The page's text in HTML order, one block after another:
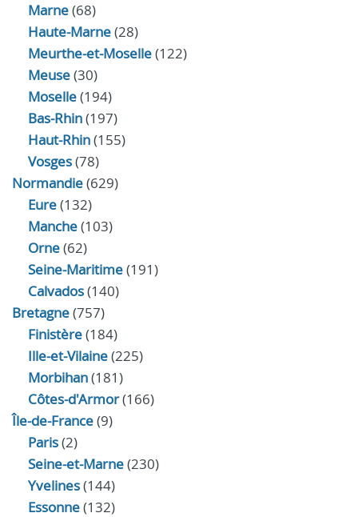
Marne(68)
Haute-Marne(28)
Meurthe-et-Moselle(122)
Meuse(30)
Moselle(194)
Bas-Rhin(197)
Haut-Rhin(155)
Vosges(78)
Normandie(629)
Eure(132)
Manche(103)
Orne(62)
Seine-Maritime(191)
Calvados(140)
Bretagne(757)
Finistère(184)
Ille-et-Vilaine(225)
Morbihan(181)
Côtes-d'Armor(166)
Île-de-France(9)
Paris(2)
Seine-et-Marne(230)
Yvelines(144)
Essonne(132)